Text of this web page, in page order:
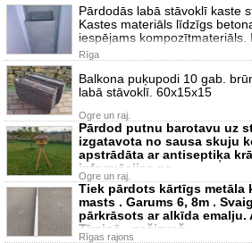
Pārdodās labā stāvoklī kaste
Kastes materiāls līdzīgs
iespējams kompozītmateriāls.
Rīga
Balkona puķupodi 10 gab.
labā stāvoklī. 60x15x15
Ogre un raj.
Pārdod putnu barotavu uz
izgatavota no sausa skuju
apstrādāta ar antiseptiķa
informācijas pa
Ogre un raj.
Tiek pārdots kārtīgs metāla
masts . Garums 6, 8m .
pārkrāsots ar alkīda emalju.
Tīrainē , pašizveš
Rīgas rajons